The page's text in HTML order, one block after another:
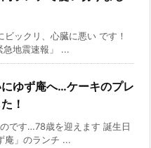
ックリ、心臓に悪い です！
急地震速報」 ...
ゆず庵へ…ケーキのプレ
！
です…78歳を迎えます 誕生日
庵」のランチ ...